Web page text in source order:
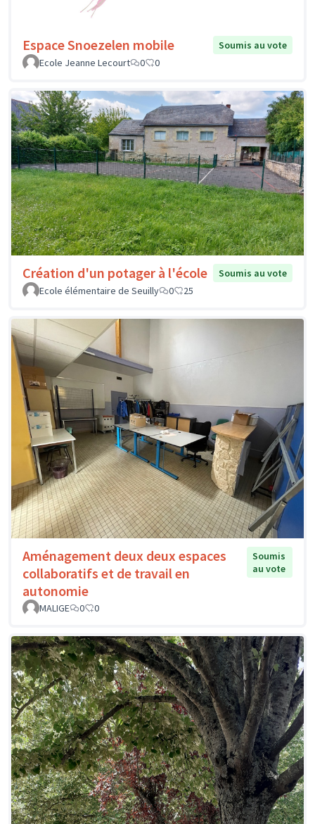
Espace Snoezelen mobile
Soumis au vote
Ecole Jeanne Lecourt
0 0
Création d'un potager à l'école
Soumis au vote
Ecole élémentaire de Seuilly
0 25
Aménagement deux deux espaces
collaboratifs et de travail en
autonomie
Soumis
au vote
MALIGE 0 0